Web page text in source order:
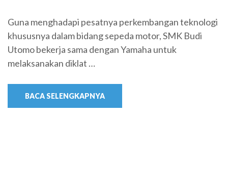
Guna menghadapi pesatnya perkembangan teknologi
khususnya dalam bidang sepeda motor, SMK Budi
Utomo bekerja sama dengan Yamaha untuk
melaksanakan diklat …
BACA SELENGKAPNYA